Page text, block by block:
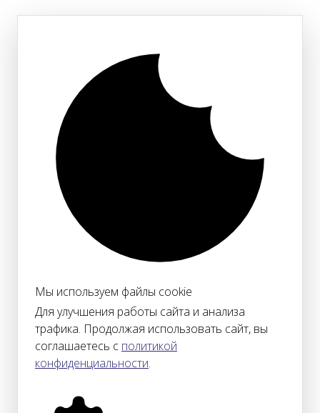
Мы используем файлы cookie
Для улучшения работы сайта и анализа
трафика. Продолжая использовать сайт, вы
соглашаетесь с политикой
конфиденциальности.